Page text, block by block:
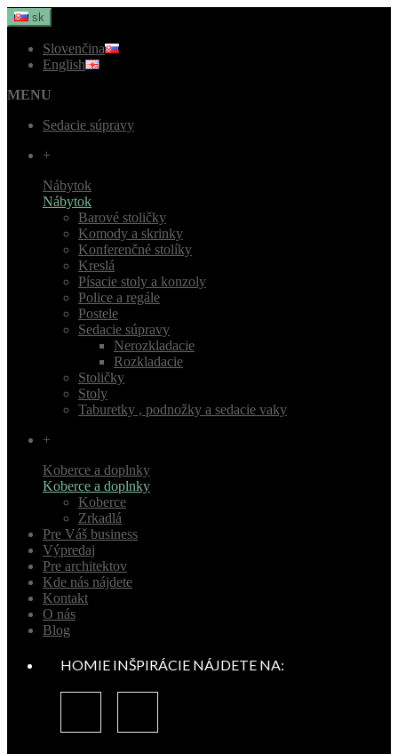
sk
Slovenčina
English
MENU
Sedacie súpravy
+
Nábytok
Nábytok
Barové stoličky
Komody a skrinky
Konferenčné stolíky
Kreslá
Písacie stoly a konzoly
Police a regále
Postele
Sedacie súpravy
Nerozkladacie
Rozkladacie
Stoličky
Stoly
Taburetky , podnožky a sedacie vaky
+
Koberce a doplnky
Koberce a doplnky
Koberce
Zrkadlá
Pre Váš business
Výpredaj
Pre architektov
Kde nás nájdete
Kontakt
O nás
Blog
HOMIE INŠPIRÁCIE NÁJDETE NA: